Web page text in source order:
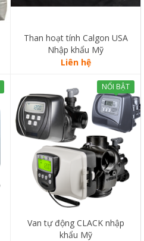
Than hoạt tính Calgon USA
Nhập khẩu Mỹ
Liên hệ
NỔI BẬT
Van tự động CLACK nhập
khẩu Mỹ